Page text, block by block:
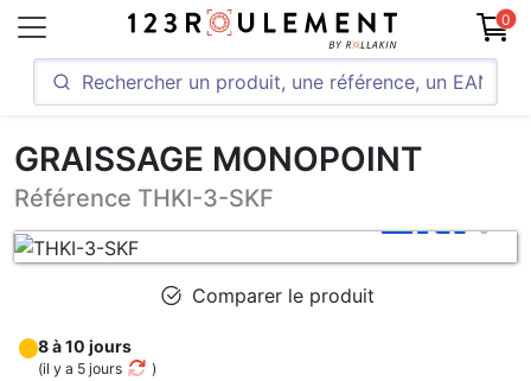
0
GRAISSAGE MONOPOINT
Référence THKI-3-SKF
Comparer le produit
8 à 10 jours
(il y a 5 jours )